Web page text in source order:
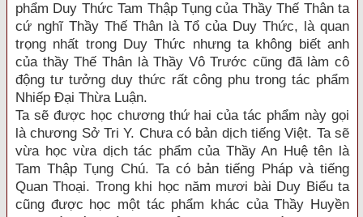
phẩm Duy Thức Tam Thập Tụng của Thầy Thế Thân ta
cứ nghĩ Thầy Thế Thân là Tổ của Duy Thức, là quan
trọng nhất trong Duy Thức nhưng ta không biết anh
của thầy Thế Thân là Thầy Vô Trước cũng đã làm cô
động tư tưởng duy thức rất công phu trong tác phẩm
Nhiếp Đại Thừa Luận.
Ta sẽ được học chương thứ hai của tác phẩm này gọi
là chương Sở Tri Y. Chưa có bản dịch tiếng Việt. Ta sẽ
vừa học vừa dịch tác phẩm của Thầy An Huệ tên là
Tam Thập Tụng Chú. Ta có bản tiếng Pháp và tiếng
Quan Thoại. Trong khi học năm mươi bài Duy Biểu ta
cũng được học một tác phẩm khác của Thầy Huyền